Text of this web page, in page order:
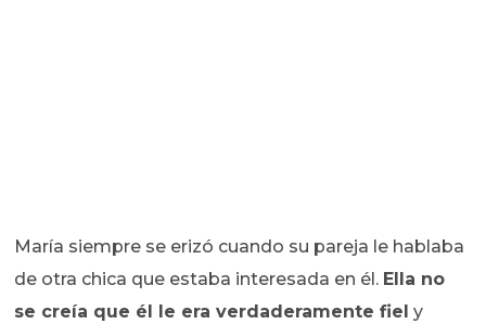
María siempre se erizó cuando su pareja le hablaba
de otra chica que estaba interesada en él. Ella no
se creía que él le era verdaderamente fiel y